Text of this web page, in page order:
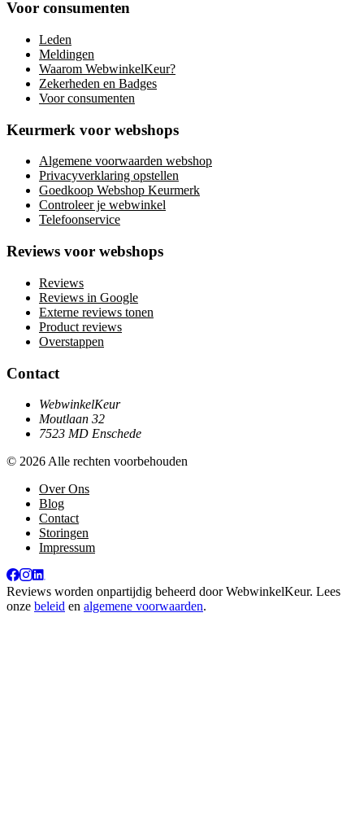
Voor consumenten
Leden
Meldingen
Waarom WebwinkelKeur?
Zekerheden en Badges
Voor consumenten
Keurmerk voor webshops
Algemene voorwaarden webshop
Privacyverklaring opstellen
Goedkoop Webshop Keurmerk
Controleer je webwinkel
Telefoonservice
Reviews voor webshops
Reviews
Reviews in Google
Externe reviews tonen
Product reviews
Overstappen
Contact
WebwinkelKeur
Moutlaan 32
7523 MD Enschede
© 2026 Alle rechten voorbehouden
Over Ons
Blog
Contact
Storingen
Impressum
Reviews worden onpartijdig beheerd doorWebwinkelKeur. Lees
onze beleid en algemene voorwaarden.